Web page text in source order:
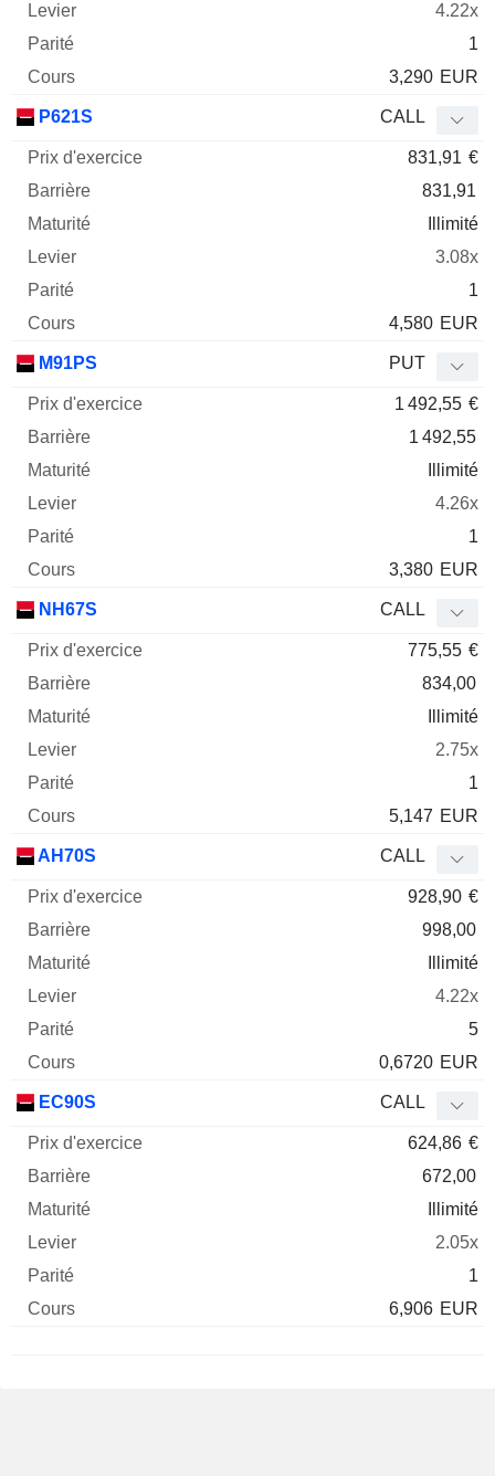
4.22x
1
3,290 EUR
P621S CALL
831,91 €
831,91
Illimité
3.08x
1
4,580 EUR
M91PS PUT
1 492,55 €
1 492,55
Illimité
4.26x
1
3,380 EUR
NH67S CALL
775,55 €
834,00
Illimité
2.75x
1
5,147 EUR
AH70S CALL
928,90 €
998,00
Illimité
4.22x
5
0,6720 EUR
EC90S CALL
624,86 €
672,00
Illimité
2.05x
1
6,906 EUR